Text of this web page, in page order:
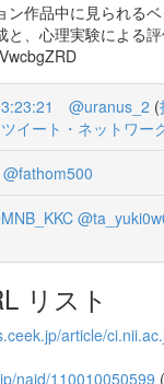
ン作品中に見られる
と、心理実験による
@uranus_2 (
ツイート・ネットワー
@fathom500
リスト
article/
naid/110010050599